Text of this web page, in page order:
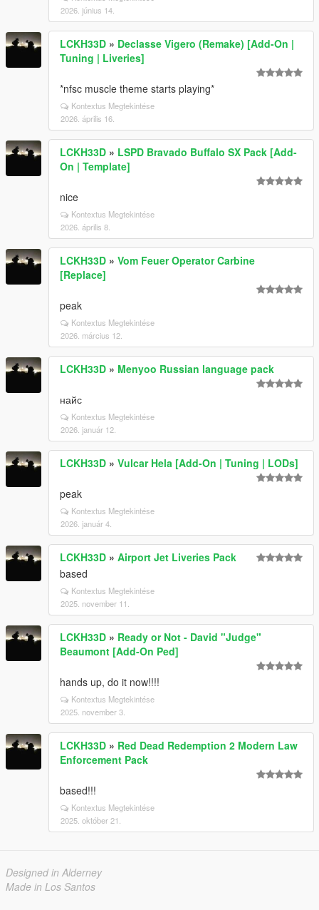
2026. június 14.
LCKH33D » Declasse Vigero (Remake) [Add-On |
Tuning | Liveries]
*nfsc muscle theme starts playing*
Kontextus Megtekintése
2026. április 16.
LCKH33D » LSPD Bravado Buffalo SX Pack [Add-
On | Template]
nice
Kontextus Megtekintése
2026. április 8.
LCKH33D » Vom Feuer Operator Carbine
[Replace]
peak
Kontextus Megtekintése
2026. március 12.
LCKH33D » Menyoo Russian language pack
найс
Kontextus Megtekintése
2026. január 12.
LCKH33D » Vulcar Hela [Add-On | Tuning | LODs]
peak
Kontextus Megtekintése
2026. január 4.
LCKH33D » Airport Jet Liveries Pack
based
Kontextus Megtekintése
2025. november 11.
LCKH33D » Ready or Not - David "Judge"
Beaumont [Add-On Ped]
hands up, do it now!!!!
Kontextus Megtekintése
2025. november 3.
LCKH33D » Red Dead Redemption 2 Modern Law
Enforcement Pack
based!!!
Kontextus Megtekintése
2025. október 21.
Designed in Alderney
Made in Los Santos